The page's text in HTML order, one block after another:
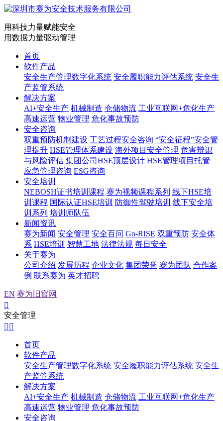
用科技力量赋能安全
用数据力量驱动管理
首页
软件产品
安全生产管理数字化系统 安全履职能力评估系统 安全生
产监管系统
解决方案
AI+安全生产 机械制造 仓储物流 工业互联网+危化生产
高速运营 物业管理 危化事故预防
安全咨询
双重预防机制建设 工艺过程安全咨询 “安全征程”安全管
理提升 HSE管理体系建设 海外项目安全管理 危害辨识
与风险评估 集团公司HSE顶层设计 HSE管理项目托管
应急管理咨询 ESG咨询
安全培训
NEBOSH证书培训课程 赛为视频课程系列 线下HSE培
训课程 国际认证HSE培训 防御性驾驶培训 线下安全培
训系列 培训师队伍
新闻资讯
赛为新闻 安全管理 安全百问 Go-RISE 双重预防 安全体
系 HSE培训 智慧工地 法律法规 每日安全
关于赛为
公司介绍 发展历程 企业文化 集团荣誉 赛为团队 合作案
例 联系赛为 英才招聘
EN 赛为旧官网

安全管理
 
首页
软件产品
安全生产管理数字化系统 安全履职能力评估系统 安全生
产监管系统
解决方案
AI+安全生产 机械制造 仓储物流 工业互联网+危化生产
高速运营 物业管理 危化事故预防
安全咨询